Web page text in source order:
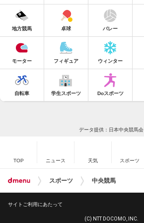
地方競馬 卓球 バレー
モーター フィギュア ウィンター
自転車 学生スポーツ Doスポーツ
データ提供：日本中央競馬会
TOP ニュース 天気 スポーツ
スポーツ 中央競馬
サイトご利用にあたって
(C) NTT DOCOMO, INC.